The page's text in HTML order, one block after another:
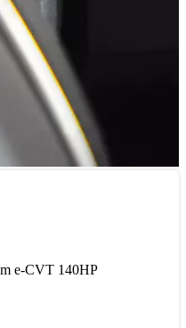
e-CVT 140HP